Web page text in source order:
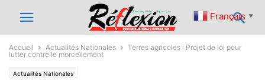
Accueil Actualités Nationales
Terres agricoles : Projet de loi pour
lutter contre le morcellement
Actualités Nationales
Français ▼